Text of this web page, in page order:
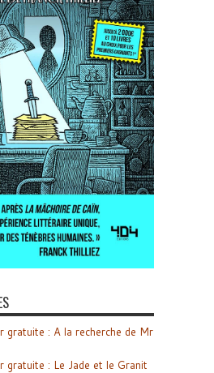
gratuite : A la recherche de Mr
gratuite : Le Jade et le Granit